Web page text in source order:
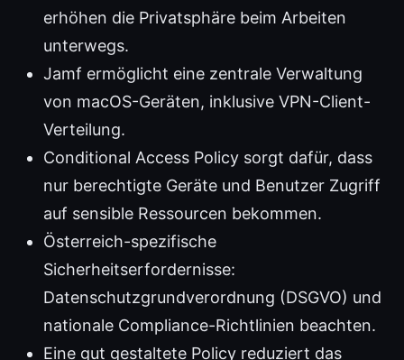
erhöhen die Privatsphäre beim Arbeiten
unterwegs.
Jamf ermöglicht eine zentrale Verwaltung
von macOS-Geräten, inklusive VPN-Client-
Verteilung.
Conditional Access Policy sorgt dafür, dass
nur berechtigte Geräte und Benutzer Zugriff
auf sensible Ressourcen bekommen.
Österreich-spezifische
Sicherheitserfordernisse:
Datenschutzgrundverordnung (DSGVO) und
nationale Compliance-Richtlinien beachten.
Eine gut gestaltete Policy reduziert das